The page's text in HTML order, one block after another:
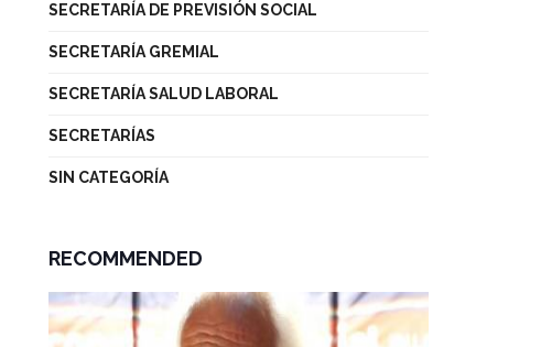
SECRETARÍA DE PREVISIÓN SOCIAL
SECRETARÍA GREMIAL
SECRETARÍA SALUD LABORAL
SECRETARÍAS
SIN CATEGORÍA
RECOMMENDED